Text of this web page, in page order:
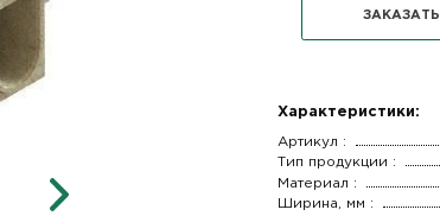
ЗАКАЗАТЬ
Характеристики:
Артикул :
Тип продукции :
Материал :
Ширина, мм :